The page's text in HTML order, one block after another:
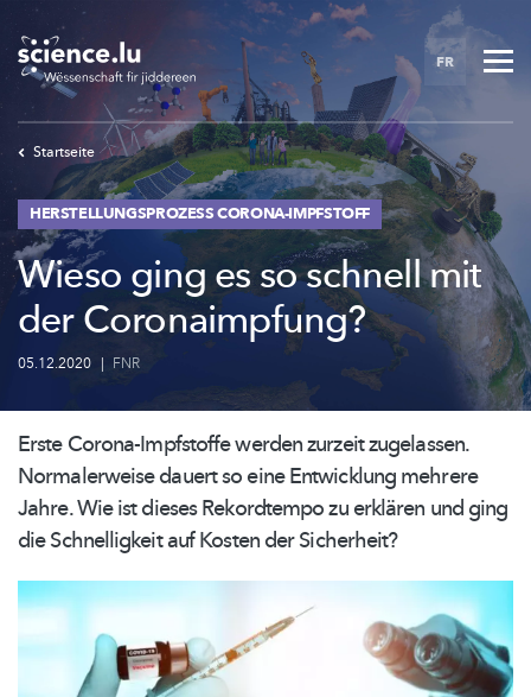
to
main
content
FR
Startseite
HERSTELLUNGSPROZESS CORONA-IMPFSTOFF
Wieso ging es so schnell mit
der Coronaimpfung?
05.12.2020 | FNR
Erste Corona-Impfstoffewerden zurzeit zugelassen.
Normalerweise dauert so eine Entwicklung mehrere
Jahre. Wie ist dieses Rekordtempo zu erklären und ging
die Schnelligkeit auf Kosten der Sicherheit?